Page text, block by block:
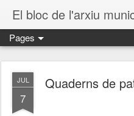
El bloc de l'arxiu
Pages
JUL
7
Quaderns de